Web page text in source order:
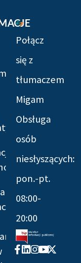
Połącz
się z
tłumaczem
Migam
Obsługa
osób
niesłyszących:
pon.-pt.
08:00-
20:00
Facebook-
f
Linkedin
Instagram
Youtube
X-
twitter